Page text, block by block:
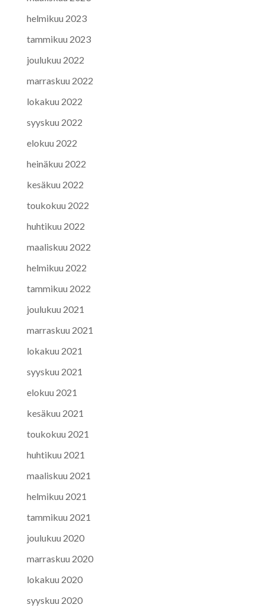
helmikuu 2023
tammikuu 2023
joulukuu 2022
marraskuu 2022
lokakuu 2022
syyskuu 2022
elokuu 2022
heinäkuu 2022
kesäkuu 2022
toukokuu 2022
huhtikuu 2022
maaliskuu 2022
helmikuu 2022
tammikuu 2022
joulukuu 2021
marraskuu 2021
lokakuu 2021
syyskuu 2021
elokuu 2021
kesäkuu 2021
toukokuu 2021
huhtikuu 2021
maaliskuu 2021
helmikuu 2021
tammikuu 2021
joulukuu 2020
marraskuu 2020
lokakuu 2020
syyskuu 2020